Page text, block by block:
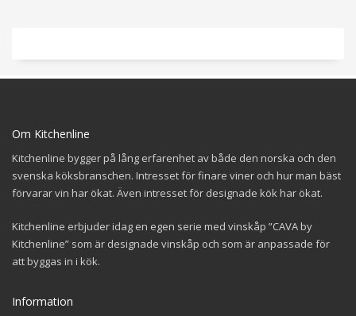
Om Kitchenline
Kitchenline bygger på lång erfarenhet av både den norska och den
svenska köksbranschen. Intresset för finare viner och hur man bäst
förvarar vin har ökat. Även intresset för designade kök har ökat.
Kitchenline erbjuder idag en egen serie med vinskåp ”CAVA by
Kitchenline” som är designade vinskåp och som är anpassade för
att byggas in i kök.
Information